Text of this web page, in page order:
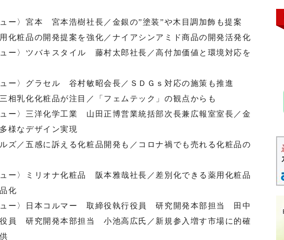
ュー〉宮本 宮本浩樹社長／金銀の”塗装”や木目調加飾も提案
化粧品の開発提案を強化／ナイアシンアミド商品の開発活発化
ュー〉ツバキスタイル 藤村太郎社長／高付加価値と環境対応を
ュー〉グラセル 谷村敏昭会長／ＳＤＧｓ対応の施策も推進
相乳化化粧品が注目／「フェムテック」の観点からも
ュー〉三洋化学工業 山田正博営業統括部次長兼広報室室長／金
様なデザイン実現
ズ／五感に訴える化粧品開発も／コロナ禍でも売れる化粧品の
ュー〉ミリオナ化粧品 阪本雅哉社長／差別化できる薬用化粧品
化
ュー〉日本コルマー 取締役執行役員 研究開発本部担当 田中
員 研究開発本部担当 小池高広氏／新規参入増す市場に的確